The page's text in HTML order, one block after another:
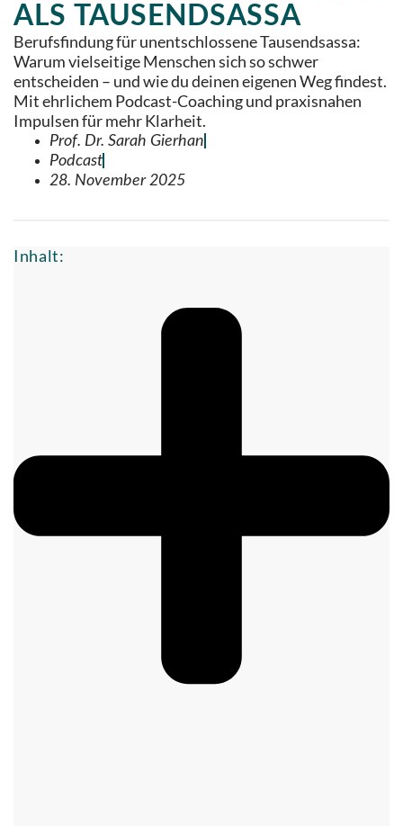
ALS TAUSENDSASSA
Berufsfindung für unentschlossene Tausendsassa:
Warum vielseitige Menschen sich so schwer
entscheiden – und wie du deinen eigenen Weg findest.
Mit ehrlichem Podcast-Coaching und praxisnahen
Impulsen für mehr Klarheit.
Prof. Dr. Sarah Gierhan
Podcast
28. November 2025
Inhalt: